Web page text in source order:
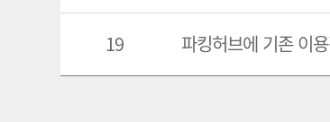
19 파킹허브에 기존 이